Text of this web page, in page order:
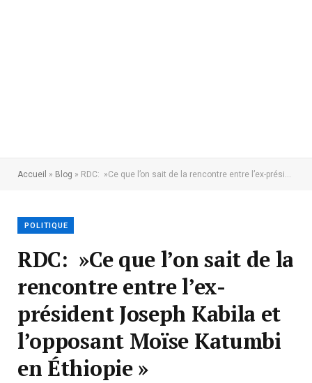
Accueil » Blog » RDC: »Ce que l’on sait de la rencontre entre l’ex-président Joseph Kabila et l’opposant Moïse Katumbi en Éthiopie »
POLITIQUE
RDC: »Ce que l’on sait de la
rencontre entre l’ex-
président Joseph Kabila et
l’opposant Moïse Katumbi
en Éthiopie »